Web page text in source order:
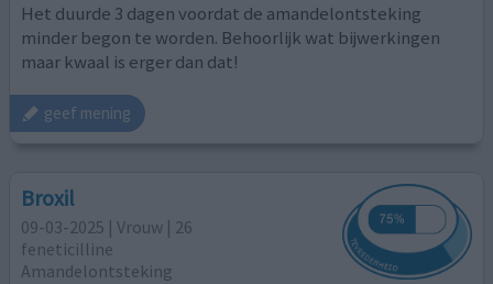
Het duurde 3 dagen voordat de amandelontsteking
minder begon te worden. Behoorlijk wat bijwerkingen
maar kwaal is erger dan dat!
geef mening
Broxil
09-03-2025 | Vrouw | 26
feneticilline
Amandelontsteking